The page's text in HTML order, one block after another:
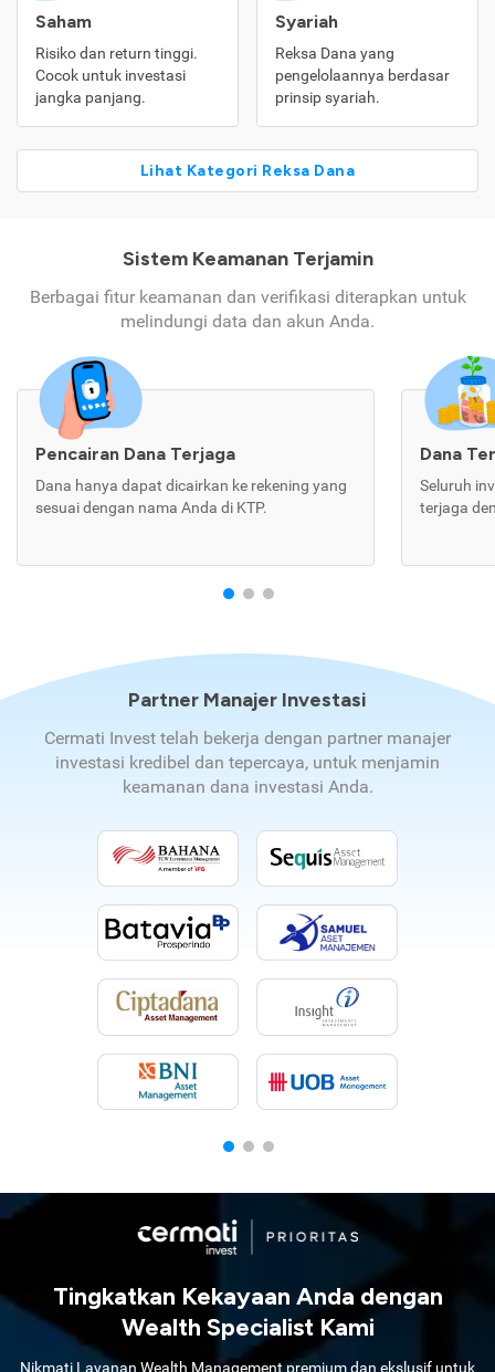
Saham
Risiko dan return tinggi.
Cocok untuk investasi
jangka panjang.
Syariah
Reksa Dana yang
pengelolaannya berdasar
prinsip syariah.
Lihat Kategori Reksa Dana
Sistem Keamanan Terjamin
Berbagai fitur keamanan dan verifikasi diterapkan untuk
melindungi data dan akun Anda.
Pencairan Dana Terjaga
Dana hanya dapat dicairkan ke rekening yang
sesuai dengan nama Anda di KTP.
Dana
Seluruh
terjaga
Partner Manajer Investasi
Cermati Invest telah bekerja dengan partner manajer
investasi kredibel dan tepercaya, untuk menjamin
keamanan dana investasi Anda.
Tingkatkan Kekayaan Anda dengan
Wealth Specialist Kami
Nikmati Layanan Wealth Management premium dan ekslusif untuk